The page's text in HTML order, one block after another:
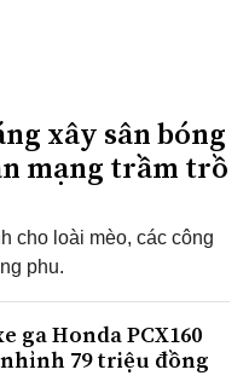
xây sân bóng
mạng trầm trồ
cho loài mèo, các công
phu.
ga Honda PCX160
79 triệu đồng